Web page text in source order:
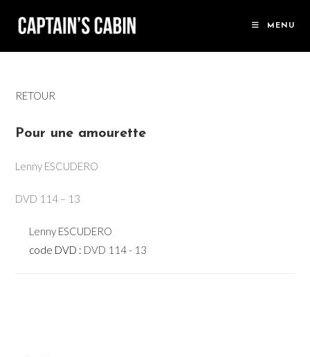
MENU
RETOUR
Pour une amourette
Lenny ESCUDERO
DVD 114 – 13
Lenny ESCUDERO
code DVD : DVD 114 - 13